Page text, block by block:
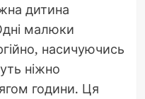
дитина
малюки
насичуючись
ніжно
години. Ця